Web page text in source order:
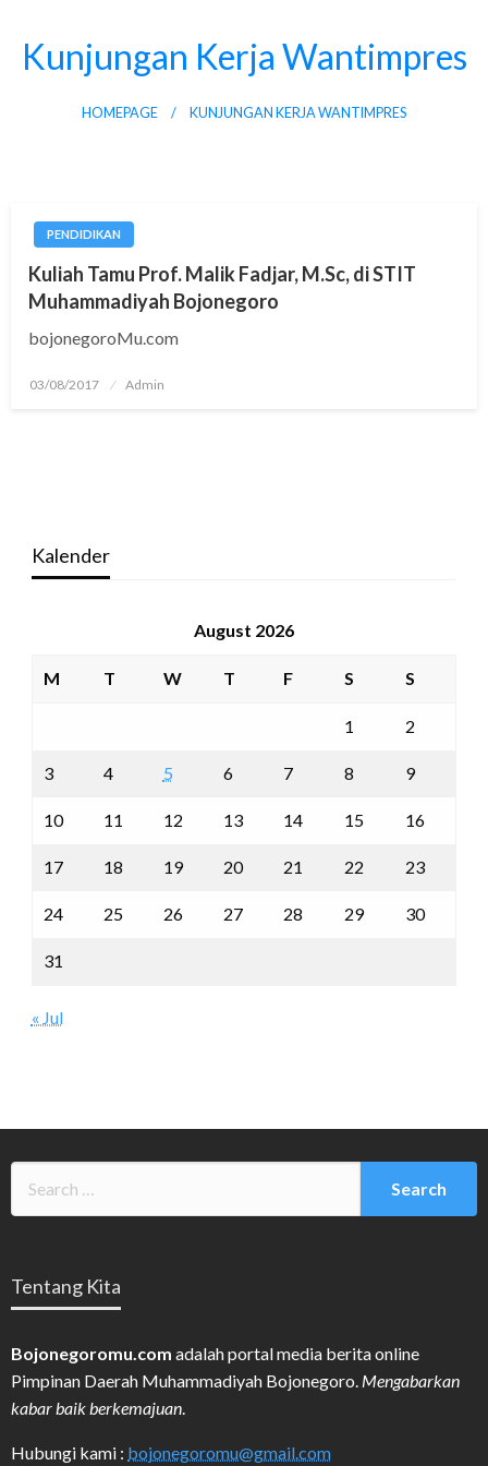
content
Kunjungan Kerja Wantimpres
HOMEPAGE KUNJUNGAN KERJA WANTIMPRES
PENDIDIKAN
Kuliah Tamu Prof. Malik Fadjar, M.Sc, di STIT
Muhammadiyah Bojonegoro
bojonegoroMu.com
Posted
03/08/2017 Admin
Kalender
August 2026
M T W T F S S
1 2
3 4 5 6 7 8 9
10 11 12 13 14 15 16
17 18 19 20 21 22 23
24 25 26 27 28 29 30
31
« Jul
Tentang Kita
Bojonegoromu.com adalah portal media berita online
Pimpinan Daerah Muhammadiyah Bojonegoro. Mengabarkan
kabar baik berkemajuan
Hubungi kami : bojonegoromu@gmail.com